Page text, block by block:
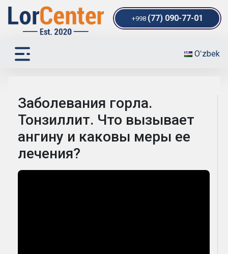
+998 (77) 090-77-01
Oʻzbek
Заболевания горла.
Тонзиллит. Что вызывает
ангину и каковы меры ее
лечения?